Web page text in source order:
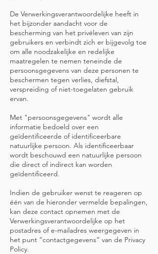
De Verwerkingsverantwoordelijke heeft in
het bijzonder aandacht voor de
bescherming van het privéleven van zijn
gebruikers en verbindt zich er bijgevolg toe
om alle noodzakelijke en redelijke
maatregelen te nemen teneinde de
persoonsgegevens van deze personen te
beschermen tegen verlies, diefstal,
verspreiding of niet-toegelaten gebruik
ervan.
Met "persoonsgegevens" wordt alle
informatie bedoeld over een
geïdentificeerde of identificeerbare
natuurlijke persoon. Als identificeerbaar
wordt beschouwd een natuurlijke persoon
die direct of indirect kan worden
geïdentificeerd.
Indien de gebruiker wenst te reageren op
één van de hieronder vermelde bepalingen,
kan deze contact opnemen met de
Verwerkingsverantwoordelijke op het
postadres of e-mailadres weergegeven in
het punt “contactgegevens” van de Privacy
Policy.